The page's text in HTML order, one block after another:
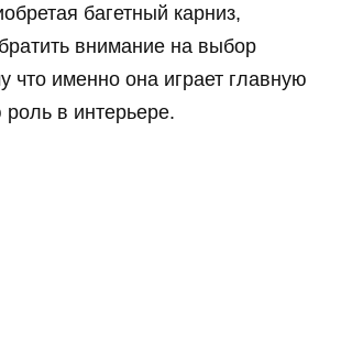
багетный карниз,
внимание на выбор
что именно она играет главную
в интерьере.